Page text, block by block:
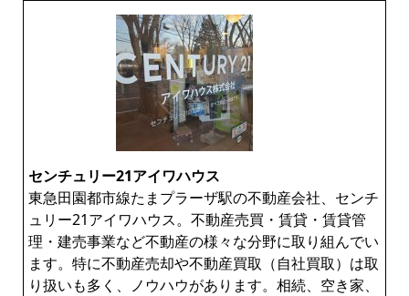
センチュリー21アイワハウス
東急田園都市線たまプラーザ駅の不動産会社、センチ
ュリー21アイワハウス。不動産売買・賃貸・賃貸管
理・建売事業など不動産の様々な分野に取り組んでい
ます。特に不動産売却や不動産買取（自社買取）は取
り扱いも多く、ノウハウがあります。相続、空き家、